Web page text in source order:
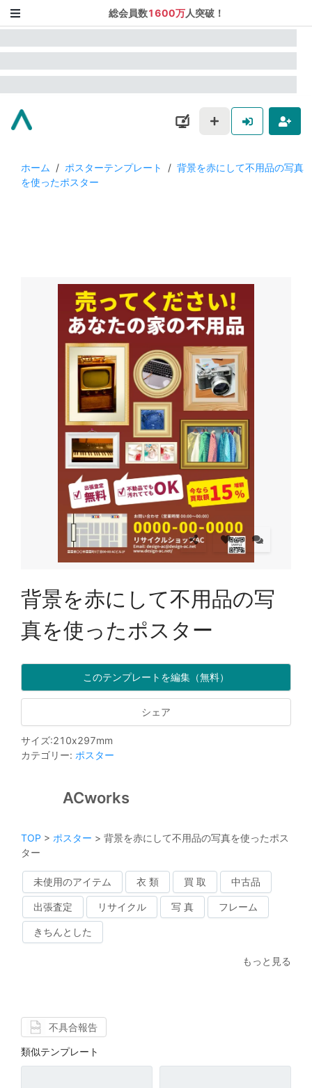
総会員数1600万人突破！
ホーム / ポスターテンプレート / 背景を赤にして不用品の写真
を使ったポスター
背景を赤にして不用品の写
真を使ったポスター
このテンプレートを編集（無料）
シェア
サイズ:210x297mm
カテゴリー: ポスター
ACworks
TOP > ポスター > 背景を赤にして不用品の写真を使ったポス
ター
未使用のアイテム 衣 類 買 取 中古品
出張査定 リサイクル 写 真 フレーム
きちんとした
もっと見る
不具合報告
類似テンプレート